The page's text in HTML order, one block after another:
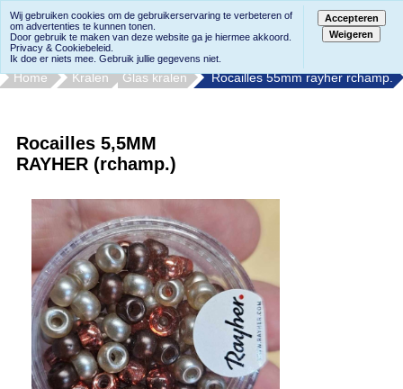
Home Kralen Glas kralen Rocailles 55mm rayher rchamp.
Rocailles 5,5MM
RAYHER (rchamp.)
Wij gebruiken cookies om de gebruikerservaring te verbeteren of
om advertenties te kunnen tonen.
Door gebruik te maken van deze website ga je hiermee akkoord.
Privacy & Cookiebeleid.
Ik doe er niets mee. Gebruik jullie gegevens niet.
Accepteren
Weigeren